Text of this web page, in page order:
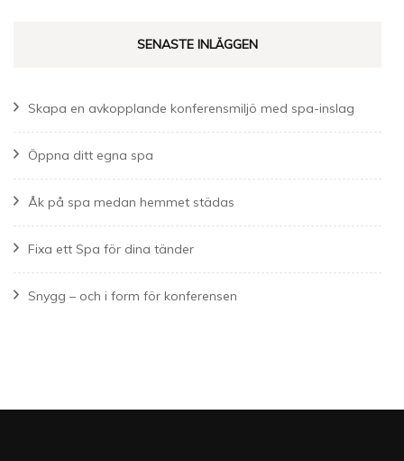
SENASTE INLÄGGEN
Skapa en avkopplande konferensmiljö med spa-inslag
Öppna ditt egna spa
Åk på spa medan hemmet städas
Fixa ett Spa för dina tänder
Snygg – och i form för konferensen